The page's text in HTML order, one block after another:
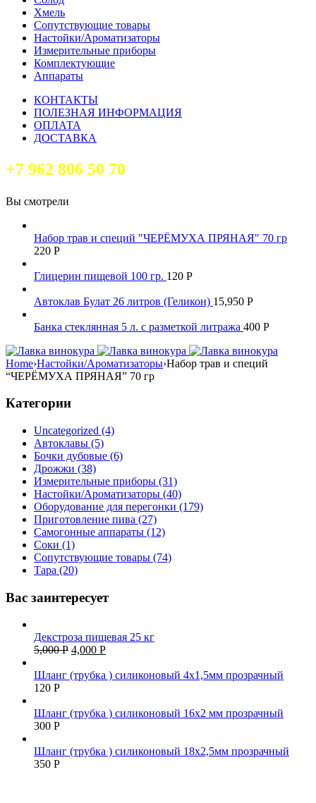
Хмель
Сопутствующие товары
Настойки/Ароматизаторы
Измерительные приборы
Комплектующие
Аппараты
КОНТАКТЫ
ПОЛЕЗНАЯ ИНФОРМАЦИЯ
ОПЛАТА
ДОСТАВКА
+7 962 806 50 70
Вы смотрели
Набор трав и специй "ЧЕРЁМУХА ПРЯНАЯ" 70 гр
220 Р
Глицерин пищевой 100 гр. 120 Р
Автоклав Булат 26 литров (Геликон) 15,950 Р
Банка стеклянная 5 л. с разметкой литража 400 Р
Home›Настойки/Ароматизаторы›Набор трав и специй
“ЧЕРЁМУХА ПРЯНАЯ” 70 гр
Категории
Uncategorized (4)
Автоклавы (5)
Бочки дубовые (6)
Дрожжи (38)
Измерительные приборы (31)
Настойки/Ароматизаторы (40)
Оборудование для перегонки (179)
Приготовление пива (27)
Самогонные аппараты (12)
Соки (1)
Сопутствующие товары (74)
Тара (20)
Вас заинтересует
Декстроза пищевая 25 кг
5,000Р 4,000 Р
Шланг (трубка ) силиконовый 4х1,5мм прозрачный
120 Р
Шланг (трубка ) силиконовый 16х2 мм прозрачный
300 Р
Шланг (трубка ) силиконовый 18х2,5мм прозрачный
350 Р